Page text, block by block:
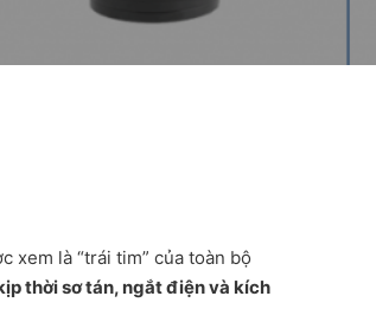
xem là “trái tim” của toàn bộ
thời sơ tán, ngắt điện và kích